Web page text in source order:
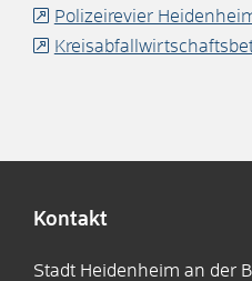
Polizeirevier
Kontakt
Stadt Heidenheim an der